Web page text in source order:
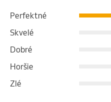
Perfektné
Skvelé
Dobré
Horšie
Zlé